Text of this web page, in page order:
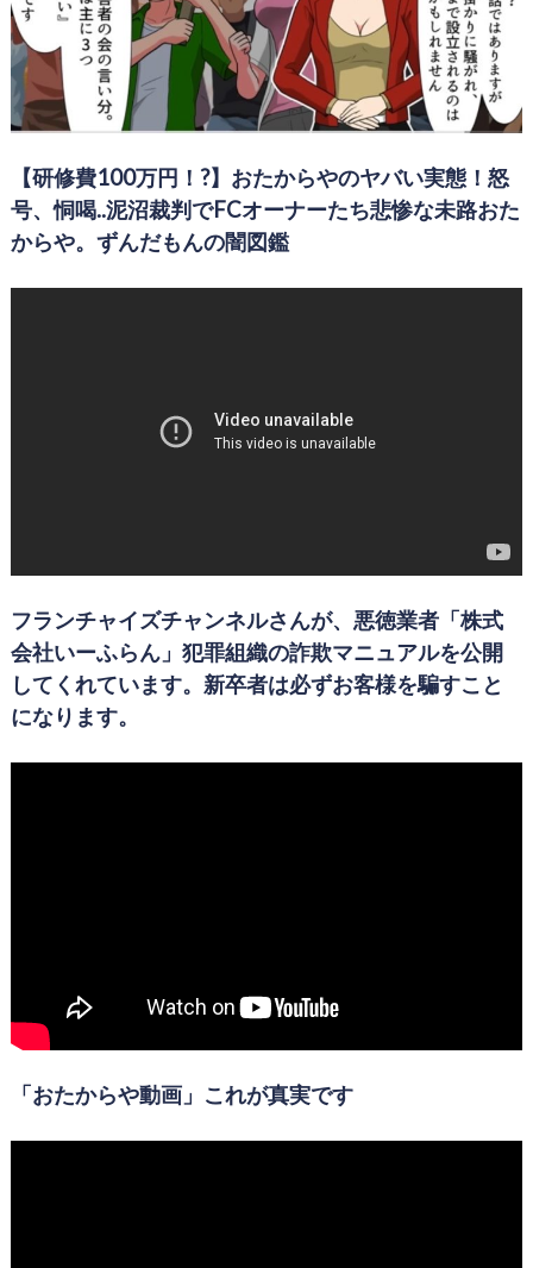
【研修費100万円！?】おたからやのヤバい実態！怒
号、恫喝..泥沼裁判でFCオーナーたち悲惨な未路おた
からや。ずんだもんの闇図鑑
フランチャイズチャンネルさんが、悪徳業者「株式
会社いーふらん」犯罪組織の詐欺マニュアルを公開
してくれています。新卒者は必ずお客様を騙すこと
になります。
「おたからや動画」これが真実です